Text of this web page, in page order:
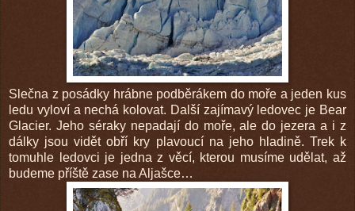
Slečna z posádky hrábne podběrákem do moře a jeden kus
ledu vyloví a nechá kolovat. Další zajímavý ledovec je Bear
Glacier. Jeho séraky nepadají do moře, ale do jezera a i z
dálky jsou vidět obří kry plavoucí na jeho hladině. Trek k
tomuhle ledovci je jedna z věcí, kterou musíme udělat, až
budeme příště zase na Aljašce…